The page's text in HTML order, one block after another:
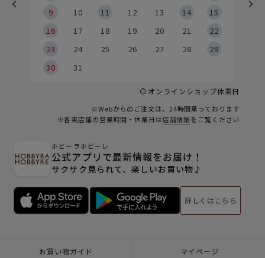
9
10 11 12 13 14
15
16
17 18 19 20 21
22
23
24 25 26 27 28
29
30
31
オンラインショップ休業日
※Webからのご注文は、24時間承っております
※各実店舗の営業時間・休業日は店舗情報をご覧ください
ホビーラホビーレ
公式アプリで最新情報をお届け！
サクサク見られて、楽しいお買い物♪
詳しくはこちら
お買い物ガイド マイページ